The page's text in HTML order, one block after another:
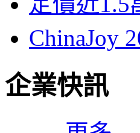
ChinaJoy
企業快訊